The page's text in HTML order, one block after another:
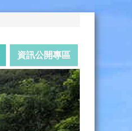
資訊公開專區